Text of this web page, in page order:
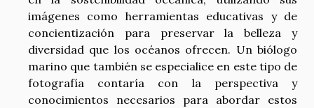
imágenes como herramientas educativas y de
concientización para preservar la belleza y
diversidad que los océanos ofrecen. Un biólogo
marino que también se especialice en este tipo de
fotografía contaría con la perspectiva y
conocimientos necesarios para abordar estos